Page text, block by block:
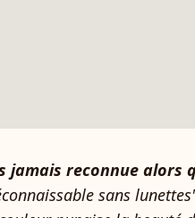
jamais reconnue alors
sans